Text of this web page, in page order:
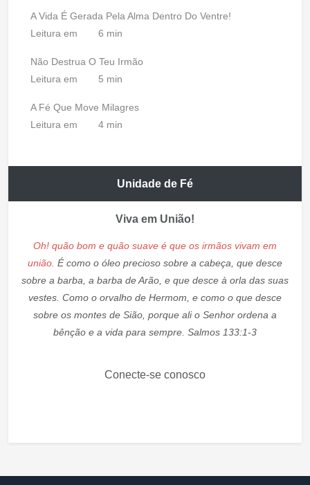
A Vida É Gerada Pela Alma Dentro Do Ventre!
Leitura em
6 min
Não Destrua O Teu Irmão
Leitura em
5 min
A Fé Que Move Milagres
Leitura em
4 min
Unidade de Fé
Viva em União!
Oh! quão bom e quão suave é que os irmãos vivam em
união. É como o óleo precioso sobre a cabeça, que desce
sobre a barba, a barba de Arão, e que desce à orla das suas
vestes. Como o orvalho de Hermom, e como o que desce
sobre os montes de Sião, porque ali o Senhor ordena a
bênção e a vida para sempre. Salmos 133:1-3
Conecte-se conosco